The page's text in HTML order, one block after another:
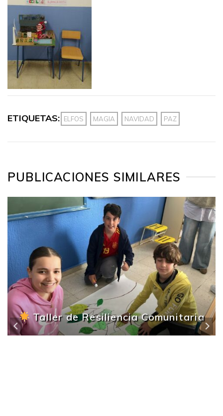
ETIQUETAS: ELFOS MAGIA NAVIDAD PAZ
PUBLICACIONES SIMILARES
Taller de Resiliencia Comunitaria